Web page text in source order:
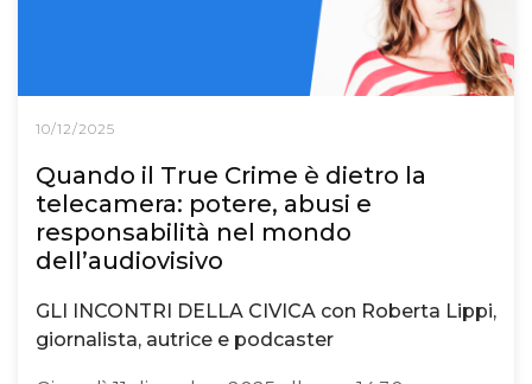
10/12/2025
Quando il True Crime è dietro la
telecamera: potere, abusi e
responsabilità nel mondo
dell’audiovisivo
GLI INCONTRI DELLA CIVICA con Roberta Lippi,
giornalista, autrice e podcaster